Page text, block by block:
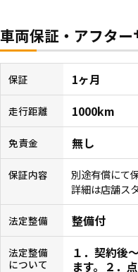
車両保証・アフター
保証 1ヶ月
走行距離 1000km
免責金 無し
保証内容
別途有償にて
詳細は店舗ス
法定整備 整備付
法定整備
について
１．契約後
ます。２．